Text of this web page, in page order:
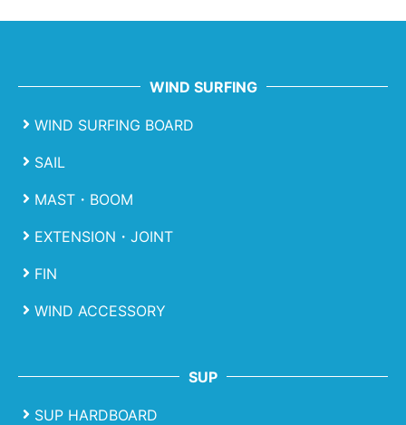
WIND SURFING
WIND SURFING BOARD
SAIL
MAST・BOOM
EXTENSION・JOINT
FIN
WIND ACCESSORY
SUP
SUP HARDBOARD